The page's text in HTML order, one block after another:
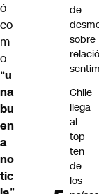
ó
co
m
o
“u
na
bu
en
a
no
tic
de
sobre
Chile
llega
al
top
ten
de
los